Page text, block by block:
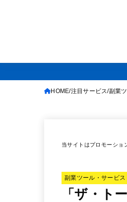
HOME 注目サービス 副業
当サイトはプロモーショ
副業ツール・サービス
「ザ・ト